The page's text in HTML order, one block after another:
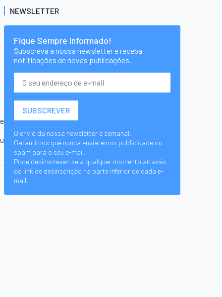
NEWSLETTER
Fique Sempre Informado!
Subscreva a nossa newsletter e receba
notificações de novas publicações.
O envio da nossa newsletter é semanal.
Garantimos que nunca enviaremos publicidade ou
spam para o seu e-mail.
Pode desinscrever-se a qualquer momento através
do link de desinscrição na parte inferior de cada e-
mail.